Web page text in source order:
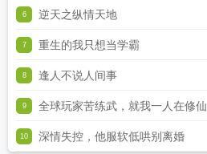
6 逆天之纵情天地
7 重生的我只想当学霸
8 逢人不说人间事
9 全球玩家苦练武，就我一人在修仙
10 深情失控，他服软低哄别离婚